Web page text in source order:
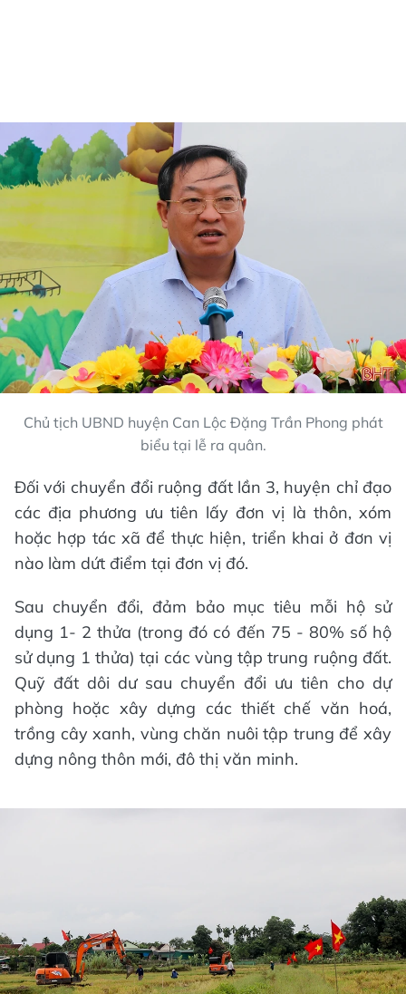
Chủ tịch UBND huyện Can Lộc Đặng Trần Phong phát
biểu tại lễ ra quân.
Đối với chuyển đổi ruộng đất lần 3, huyện chỉ đạo
các địa phương ưu tiên lấy đơn vị là thôn, xóm
hoặc hợp tác xã để thực hiện, triển khai ở đơn vị
nào làm dứt điểm tại đơn vị đó.
Sau chuyển đổi, đảm bảo mục tiêu mỗi hộ sử
dụng 1- 2 thửa (trong đó có đến 75 - 80% số hộ
sử dụng 1 thửa) tại các vùng tập trung ruộng đất.
Quỹ đất dôi dư sau chuyển đổi ưu tiên cho dự
phòng hoặc xây dựng các thiết chế văn hoá,
trồng cây xanh, vùng chăn nuôi tập trung để xây
dựng nông thôn mới, đô thị văn minh.